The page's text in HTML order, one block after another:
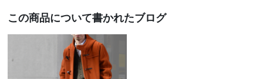
この商品について書かれたブログ